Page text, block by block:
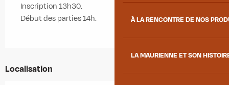
À LA RENCONTRE DE NOS
LA MAURIENNE ET SON
Inscription 13h30.
Début des parties 14h.
Localisation